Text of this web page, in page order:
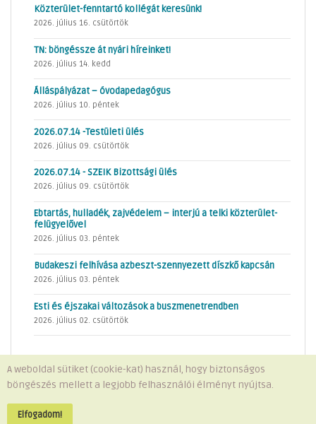
Közterület-fenntartó kollégát keresünk!
2026. július 16. csütörtök
TN: böngéssze át nyári híreinket!
2026. július 14. kedd
Álláspályázat – óvodapedagógus
2026. július 10. péntek
2026.07.14 -Testületi ülés
2026. július 09. csütörtök
2026.07.14 - SZEIK Bizottsági ülés
2026. július 09. csütörtök
Ebtartás, hulladék, zajvédelem – interjú a telki közterület-
felügyelővel
2026. július 03. péntek
Budakeszi felhívása azbeszt-szennyezett díszkő kapcsán
2026. július 03. péntek
Esti és éjszakai változások a buszmenetrendben
2026. július 02. csütörtök
Minden jog fenntartva © 2026 Telki Község Önkormányzata
A weboldal sütiket (cookie-kat) használ, hogy biztonságos
böngészés mellett a legjobb felhasználói élményt nyújtsa.
Elfogadom!